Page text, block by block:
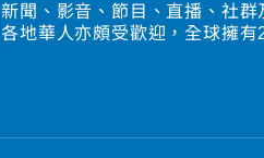
新聞、影音、節目、直播、社
各地華人亦頗受歡迎，全球擁有